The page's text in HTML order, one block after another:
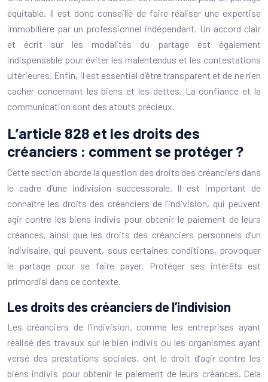
équitable. Il est donc conseillé de faire réaliser une expertise
immobilière par un professionnel indépendant. Un accord clair
et écrit sur les modalités du partage est également
indispensable pour éviter les malentendus et les contestations
ultérieures. Enfin, il est essentiel d’être transparent et de ne rien
cacher concernant les biens et les dettes. La confiance et la
communication sont des atouts précieux.
L’article 828 et les droits des
créanciers : comment se protéger ?
Cette section aborde la question des droits des créanciers dans
le cadre d’une indivision successorale. Il est important de
connaître les droits des créanciers de l’indivision, qui peuvent
agir contre les biens indivis pour obtenir le paiement de leurs
créances, ainsi que les droits des créanciers personnels d’un
indivisaire, qui peuvent, sous certaines conditions, provoquer
le partage pour se faire payer. Protéger ses intérêts est
primordial dans ce contexte.
Les droits des créanciers de l’indivision
Les créanciers de l’indivision, comme les entreprises ayant
réalisé des travaux sur le bien indivis ou les organismes ayant
versé des prestations sociales, ont le droit d’agir contre les
biens indivis pour obtenir le paiement de leurs créances. Cela